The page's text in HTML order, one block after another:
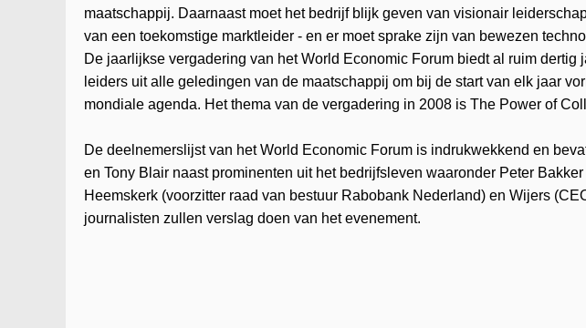
maatschappij. Daarnaast moet het bedrijf blijk geven van visionair
van een toekomstige marktleider - en er moet sprake zijn van bewezen
De jaarlijkse vergadering van het World Economic Forum biedt al ruim dertig
leiders uit alle geledingen van de maatschappij om bij de start van elk jaar
mondiale agenda. Het thema van de vergadering in 2008 is The Power of
De deelnemerslijst van het World Economic Forum is indrukwekkend en
en Tony Blair naast prominenten uit het bedrijfsleven waaronder Peter
Heemskerk (voorzitter raad van bestuur Rabobank Nederland) en Wijers
journalisten zullen verslag doen van het evenement.